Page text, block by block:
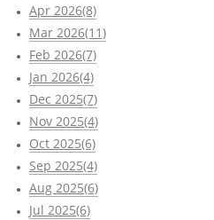
Apr 2026(8)
Mar 2026(11)
Feb 2026(7)
Jan 2026(4)
Dec 2025(7)
Nov 2025(4)
Oct 2025(6)
Sep 2025(4)
Aug 2025(6)
Jul 2025(6)